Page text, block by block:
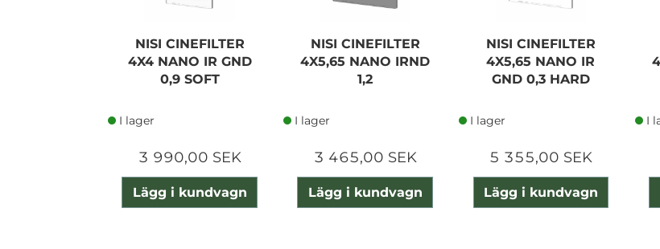
NISI CINEFILTER
4X4 NANO IR GND
0,9 SOFT
I lager
3 990,00 SEK
Lägg i kundvagn
NISI CINEFILTER
4X5,65 NANO IRND
1,2
I lager
3 465,00 SEK
Lägg i kundvagn
NISI CINEFILTER
4X5,65 NANO IR
GND 0,3 HARD
I lager
5 355,00 SEK
Lägg i kundvagn
I